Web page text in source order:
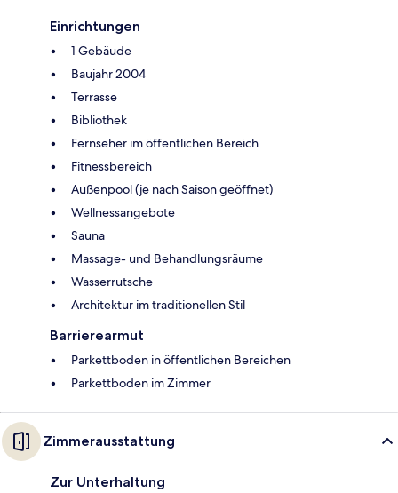
Einrichtungen
1 Gebäude
Baujahr 2004
Terrasse
Bibliothek
Fernseher im öffentlichen Bereich
Fitnessbereich
Außenpool (je nach Saison geöffnet)
Wellnessangebote
Sauna
Massage- und Behandlungsräume
Wasserrutsche
Architektur im traditionellen Stil
Barrierearmut
Parkettboden in öffentlichen Bereichen
Parkettboden im Zimmer
Zimmerausstattung
Zur Unterhaltung